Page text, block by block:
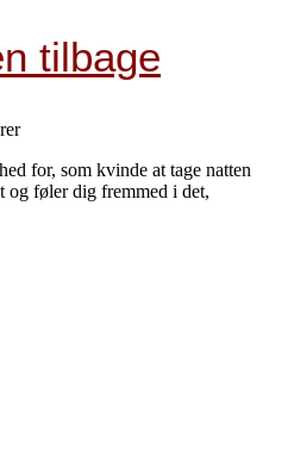
tilbage
for, som kvinde at tage natten
og føler dig fremmed i det,